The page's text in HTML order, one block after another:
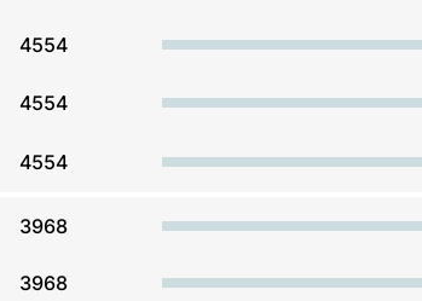
4554
4554
4554
3968
3968